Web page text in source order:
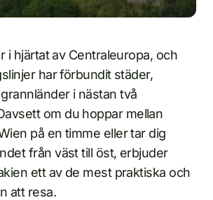
i hjärtat av Centraleuropa, och
har förbundit städer,
i nästan två
om du hoppar mellan
på en timme eller tar dig
från väst till öst, erbjuder
ett av de mest praktiska och
att resa.